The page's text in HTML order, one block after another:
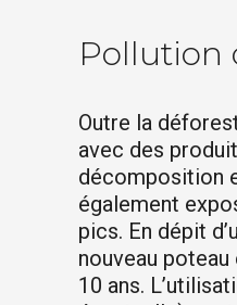
Pollution
Outre la
avec des
décomposition
également
pics. En dépit
nouveau
10 ans.